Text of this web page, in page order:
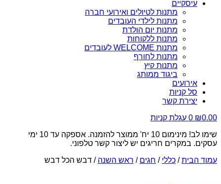
עיסקיים
מתנות לטיולים ואירועי חברה
מתנות לילדי העובדים
מתנות יום הולדת
מתנות ללקוחות
מתנות WELCOME לעובדים
מתנות לחורף
מתנות קיץ
ביגוד ממותג
אירועים
סל קניות
יצירת קשר
₪0.00
0 עגלת קניות
שימו לב! מינימום 10 יח' ממוצר להזמנה. אספקה עד 10 ימי
עסקים. במקרים חריגים יש ליצור קשר טלפוני.
עמוד הבית/ כללי / חגים / ראש השנה / דבש הכל דבש